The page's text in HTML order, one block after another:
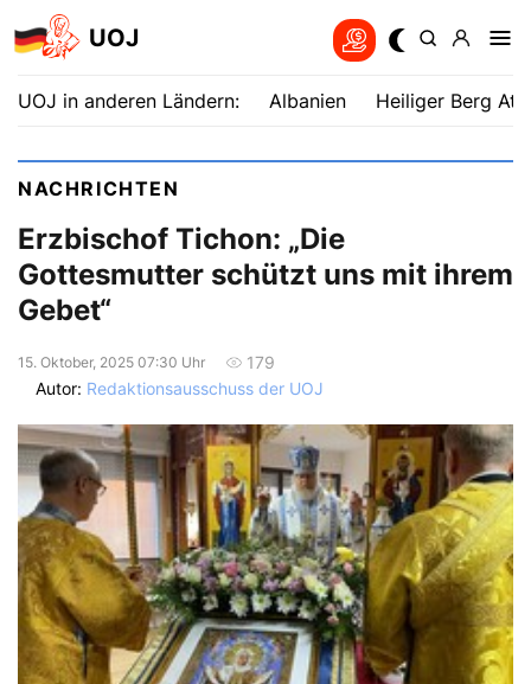
UOJ
UOJ in anderen Ländern: Albanien Heiliger Berg
NACHRICHTEN
Erzbischof Tichon: „Die
Gottesmutter schützt uns mit ihrem
Gebet“
15. Oktober, 2025 07:30 Uhr
179
Autor: Redaktionsausschuss der UOJ